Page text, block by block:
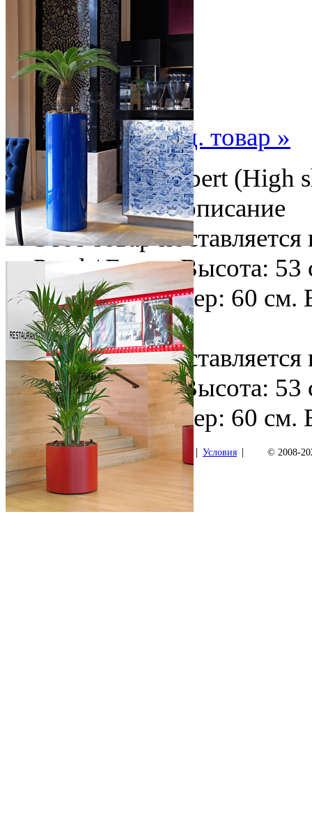
« пред. товарслед. товар »
Кашпо Parel / Expert (High
внутри: 57 см. - описание
Этот товар
Parel / Expert Высота:
Внешний размер: 60 см.
Video
Этот товар
Parel / Expert Высота:
Внешний размер: 60 см.
Как купить | Условия | © 2008-